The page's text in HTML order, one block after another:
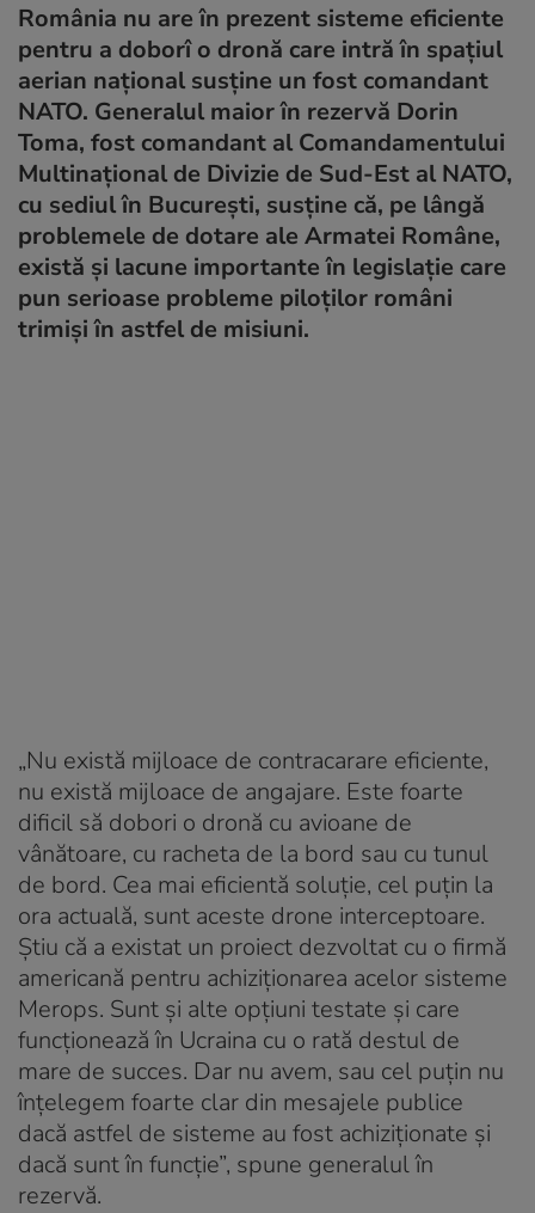
România nu are în prezent sisteme eficiente
pentru a doborî o dronă care intră în spațiul
aerian național susține un fost comandant
NATO. Generalul maior în rezervă Dorin
Toma, fost comandant al Comandamentului
Multinațional de Divizie de Sud-Est al NATO,
cu sediul în București, susține că, pe lângă
problemele de dotare ale Armatei Române,
există și lacune importante în legislație care
pun serioase probleme piloților români
trimiși în astfel de misiuni.
„Nu există mijloace de contracarare eficiente,
nu există mijloace de angajare. Este foarte
dificil să dobori o dronă cu avioane de
vânătoare, cu racheta de la bord sau cu tunul
de bord. Cea mai eficientă soluție, cel puțin la
ora actuală, sunt aceste drone interceptoare.
Știu că a existat un proiect dezvoltat cu o firmă
americană pentru achiziționarea acelor sisteme
Merops. Sunt și alte opțiuni testate și care
funcționează în Ucraina cu o rată destul de
mare de succes. Dar nu avem, sau cel puțin nu
înțelegem foarte clar din mesajele publice
dacă astfel de sisteme au fost achiziționate și
dacă sunt în funcție”, spune generalul în
rezervă.